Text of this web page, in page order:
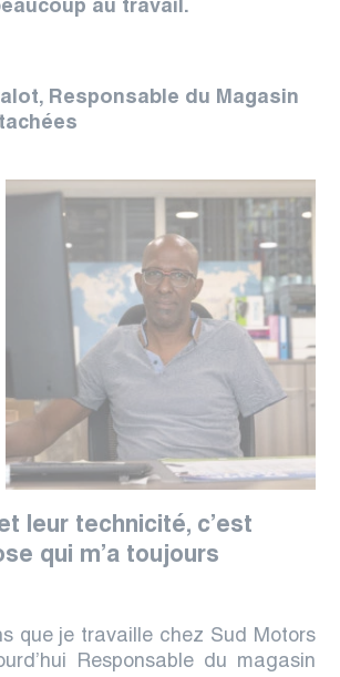
au travail.
Responsable du Magasin
leur technicité, c’est
qui m’a toujours
que je travaille chez Sud Motors
Responsable du magasin